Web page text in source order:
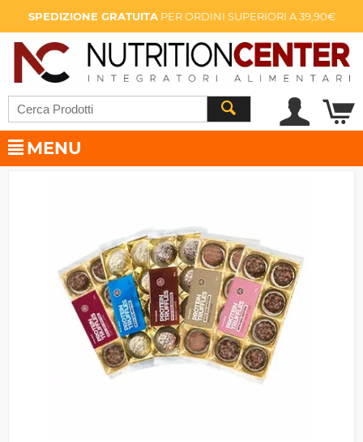
SPEDIZIONE GRATUITAPER ORDINI SUPERIORI A 39,90€
MENU